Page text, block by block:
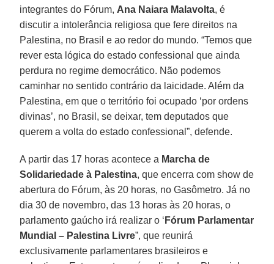
integrantes do Fórum, Ana Naiara Malavolta, é
discutir a intolerância religiosa que fere direitos na
Palestina, no Brasil e ao redor do mundo. “Temos que
rever esta lógica do estado confessional que ainda
perdura no regime democrático. Não podemos
caminhar no sentido contrário da laicidade. Além da
Palestina, em que o território foi ocupado ‘por ordens
divinas’, no Brasil, se deixar, tem deputados que
querem a volta do estado confessional”, defende.
A partir das 17 horas acontece a Marcha de
Solidariedade à Palestina, que encerra com show de
abertura do Fórum, às 20 horas, no Gasômetro. Já no
dia 30 de novembro, das 13 horas às 20 horas, o
parlamento gaúcho irá realizar o ‘ Fórum Parlamentar
Mundial – Palestina Livre”, que reunirá
exclusivamente parlamentares brasileiros e